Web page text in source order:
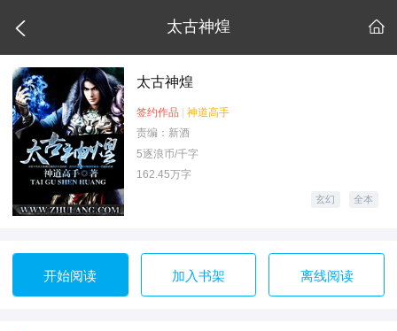
 太古神煌 
太古神煌
签约作品 | 神道高手
责编：新酒
5逐浪币/千字
162.45万字
玄幻 全本
开始阅读 加入书架 离线阅读